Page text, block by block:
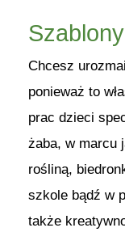
Chcesz
ponieważ to
prac dzieci
żaba, w marcu
rośliną,
szkole bądź w
także